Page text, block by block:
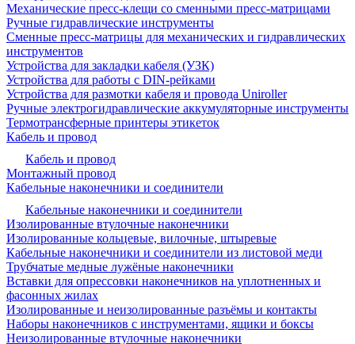
Механические пресс-клещи со сменными пресс-матрицами
Ручные гидравлические инструменты
Сменные пресс-матрицы для механических и гидравлических
инструментов
Устройства для закладки кабеля (УЗК)
Устройства для работы с DIN-рейками
Устройства для размотки кабеля и провода Uniroller
Ручные электрогидравлические аккумуляторные инструменты
Термотрансферные принтеры этикеток
Кабель и провод
Кабель и провод
Монтажный провод
Кабельные наконечники и соединители
Кабельные наконечники и соединители
Изолированные втулочные наконечники
Изолированные кольцевые, вилочные, штыревые
Кабельные наконечники и соединители из листовой меди
Трубчатые медные лужёные наконечники
Вставки для опрессовки наконечников на уплотненных и
фасонных жилах
Изолированные и неизолированные разъёмы и контакты
Наборы наконечников с инструментами, ящики и боксы
Неизолированные втулочные наконечники